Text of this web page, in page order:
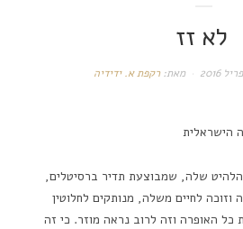
לא זז
מאת:רקפת א. ידידיה
הישראלית
שלה, שמבוצעת תדיר ברסיטלים,
וזוכה לחיים משלה, מנותקים לחלוטין
כל האופרה וזה לרוב נראה מוזר. כי זה